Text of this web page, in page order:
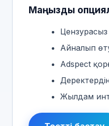
Маңызды
Цензурасыз
Айналып
Adspect
Жылдам